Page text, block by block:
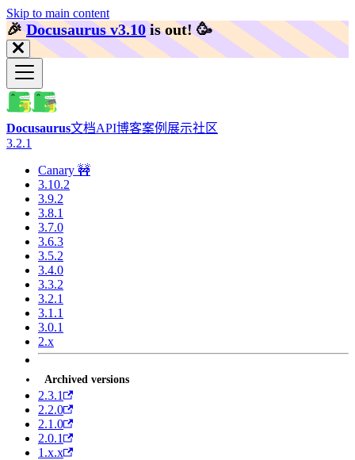
Skip to main content
🎉️Docusaurus v3.10 is out! 🥳️
Docusaurus文档API博客案例展示社区
3.2.1
Canary 🚧
3.10.2
3.9.2
3.8.1
3.7.0
3.6.3
3.5.2
3.4.0
3.3.2
3.2.1
3.1.1
3.0.1
2.x
Archived versions
2.3.1
2.2.0
2.1.0
2.0.1
1.x.x